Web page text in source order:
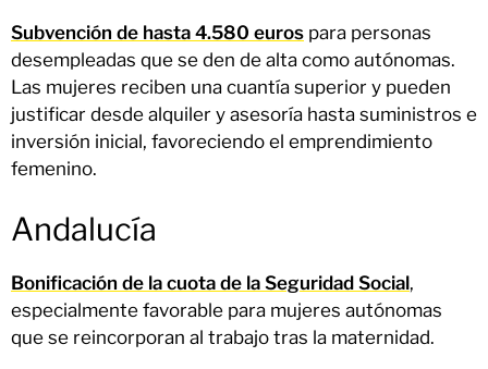
Subvención de hasta 4.580 euros para personas
desempleadas que se den de alta como autónomas.
Las mujeres reciben una cuantía superior y pueden
justificar desde alquiler y asesoría hasta suministros e
inversión inicial, favoreciendo el emprendimiento
femenino.
Andalucía
Bonificación de la cuota de la Seguridad Social,
especialmente favorable para mujeres autónomas
que se reincorporan al trabajo tras la maternidad.